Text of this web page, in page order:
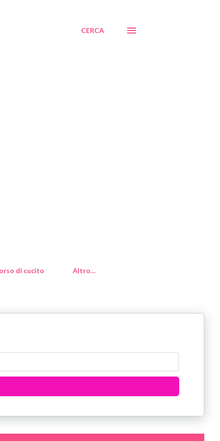
CERCA
di cucito Altro…